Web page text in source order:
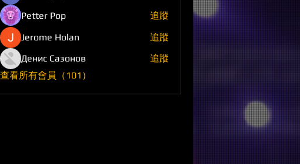
Petter Pop
追蹤
Jerome Holan
追蹤
Денис Сазонов
追蹤
查看所有會員（101）